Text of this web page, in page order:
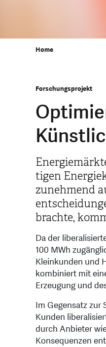
Home
Forschungsprojekt
tigen
zuneh­mend
brachte,
Da der
100 MWh
Kleinkunden und
kombiniert mit
Erzeugung und
Im Gegensatz zur
Kunden
durch Anbieter
Konsequenzen